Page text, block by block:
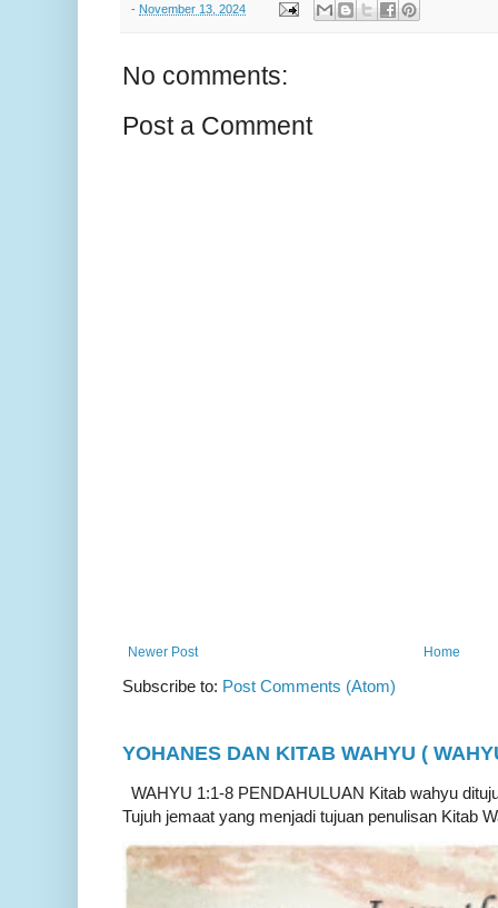
- November 13, 2024
No comments:
Post a Comment
Newer Post Home
Subscribe to: Post Comments (Atom)
YOHANES DAN KITAB WAHYU (
WAHYU 1:1-8 PENDAHULUAN Kitab wahyu
Tujuh jemaat yang menjadi tujuan penulisan Kitab